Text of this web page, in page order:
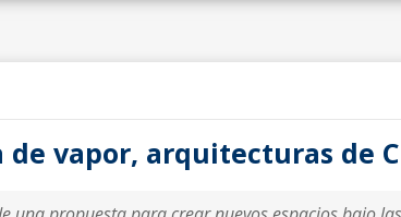
de vapor, arquitecturas de